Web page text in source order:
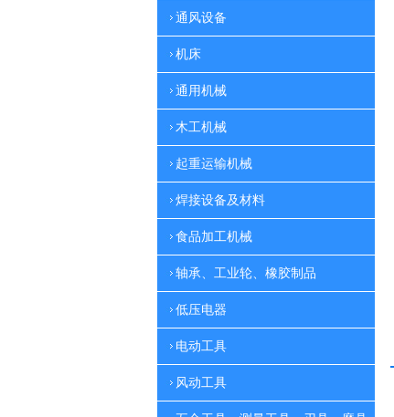
通风设备
机床
通用机械
木工机械
起重运输机械
焊接设备及材料
食品加工机械
轴承、工业轮、橡胶制品
低压电器
电动工具
风动工具